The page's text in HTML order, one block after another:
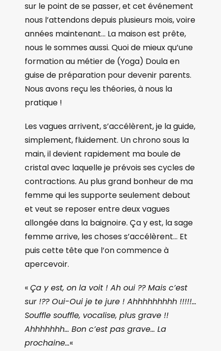
sur le point de se passer, et cet événement
nous l’attendons depuis plusieurs mois, voire
années maintenant… La maison est prête,
nous le sommes aussi. Quoi de mieux qu’une
formation au métier de (Yoga) Doula en
guise de préparation pour devenir parents.
Nous avons reçu les théories, à nous la
pratique !
Les vagues arrivent, s’accélèrent, je la guide,
simplement, fluidement. Un chrono sous la
main, il devient rapidement ma boule de
cristal avec laquelle je prévois ses cycles de
contractions. Au plus grand bonheur de ma
femme qui les supporte seulement debout
et veut se reposer entre deux vagues
allongée dans la baignoire. Ça y est, la sage
femme arrive, les choses s’accélèrent… Et
puis cette tête que l’on commence à
apercevoir.
«Ça y est, on la voit ! Ah oui ?? Mais c’est
sur !?? Oui-Oui je te jure ! Ahhhhhhhhh !!!!!…
Souffle souffle, vocalise, plus grave !!
Ahhhhhhh… Bon c’est pas grave… La
prochaine…«